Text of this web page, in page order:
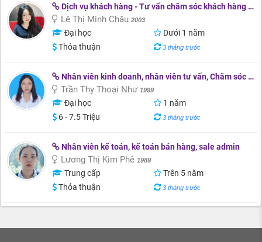
Dịch vụ khách hàng - Tư vấn chăm sóc khách hàng - Bán lẻ - Kinh doanh
Lê Thị Minh Châu 2003
Đại học
Dưới 1 năm
Thỏa thuận
3 tháng trước
Nhân viên kinh doanh, nhân viên tư vấn, Chăm sóc khách hàng
Trần Thy Thoại Như 1999
Đại học
1 năm
6 - 7.5 Triệu
3 tháng trước
Nhân viên kế toán, kế toán bán hàng, sale admin
Lương Thị Kim Phê 1989
Trung cấp
Trên 5 năm
Thỏa thuận
3 tháng trước